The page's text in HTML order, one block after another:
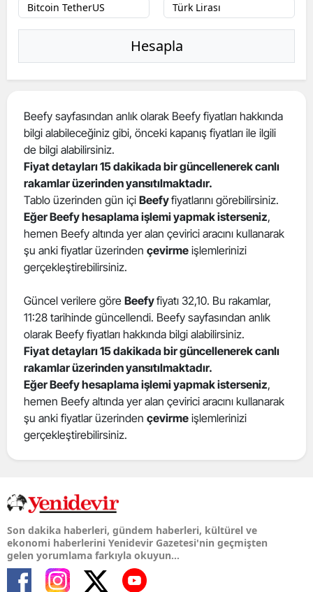
Hesapla
Beefy sayfasından anlık olarak Beefy fiyatları hakkında
bilgi alabileceğiniz gibi, önceki kapanış fiyatları ile ilgili
de bilgi alabilirsiniz.
Fiyat detayları 15 dakikada bir güncellenerek canlı
rakamlar üzerinden yansıtılmaktadır.
Tablo üzerinden gün içi Beefyfiyatlarını görebilirsiniz.
Eğer Beefy hesaplama işlemi yapmak isterseniz,
hemen Beefy altında yer alan çevirici aracını kullanarak
şu anki fiyatlar üzerinden çevirme işlemlerinizi
gerçekleştirebilirsiniz.
Güncel verilere göre Beefyfiyatı 32,10. Bu rakamlar,
11:28 tarihinde güncellendi. Beefy sayfasından anlık
olarak Beefy fiyatları hakkında bilgi alabilirsiniz.
Fiyat detayları 15 dakikada bir güncellenerek canlı
rakamlar üzerinden yansıtılmaktadır.
Eğer Beefy hesaplama işlemi yapmak isterseniz,
hemen Beefy altında yer alan çevirici aracını kullanarak
şu anki fiyatlar üzerinden çevirme işlemlerinizi
gerçekleştirebilirsiniz.
Son dakika haberleri, gündem haberleri, kültürel ve
ekonomi haberlerini Yenidevir Gazetesi'nin geçmişten
gelen yorumlama farkıyla okuyun...